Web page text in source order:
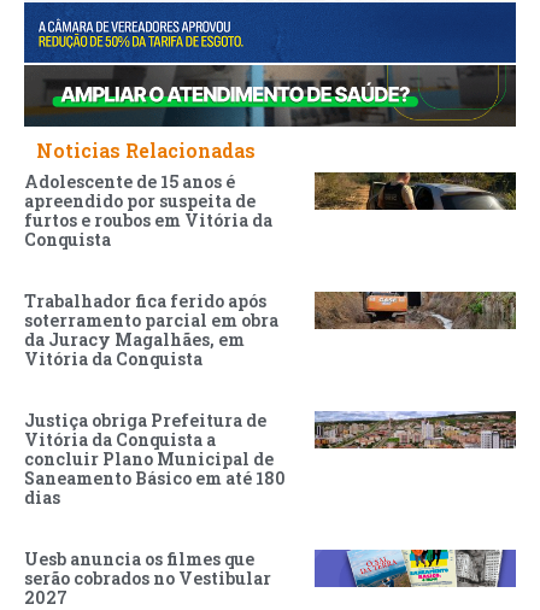
Noticias Relacionadas
Adolescente de 15 anos é
apreendido por suspeita de
furtos e roubos em Vitória da
Conquista
Trabalhador fica ferido após
soterramento parcial em obra
da Juracy Magalhães, em
Vitória da Conquista
Justiça obriga Prefeitura de
Vitória da Conquista a
concluir Plano Municipal de
Saneamento Básico em até 180
dias
Uesb anuncia os filmes que
serão cobrados no Vestibular
2027